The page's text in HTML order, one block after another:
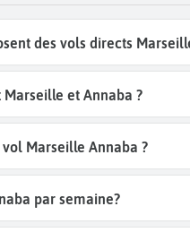
des vols directs
et Annaba ?
Marseille Annaba ?
par semaine?